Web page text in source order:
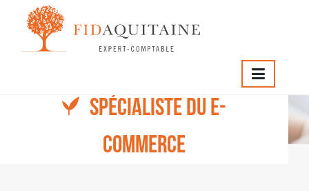
FIDAQUITAINE>Témoignages
SPÉCIALISTE DU E-
COMMERCE
E-Commerçants